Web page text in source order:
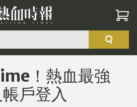
！熱血最強
戶登入